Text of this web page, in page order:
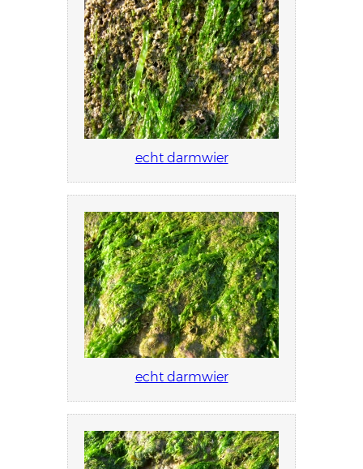
echt darmwier
echt darmwier